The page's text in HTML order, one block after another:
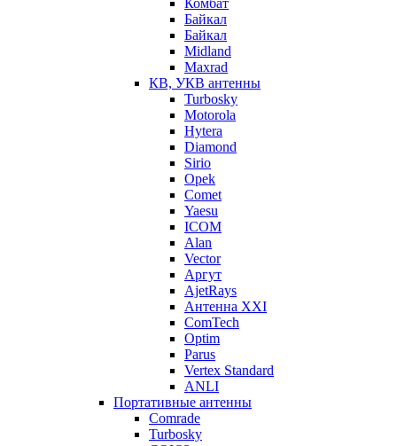
Комбат
Байкал
Байкал
Midland
Maxrad
КВ, УКВ антенны
Turbosky
Motorola
Hytera
Diamond
Sirio
Opek
Comet
Yaesu
ICOM
Alan
Vector
Аргут
AjetRays
Антенна XXI
ComTech
Optim
Parus
Vertex Standard
ANLI
Портативные антенны
Comrade
Turbosky